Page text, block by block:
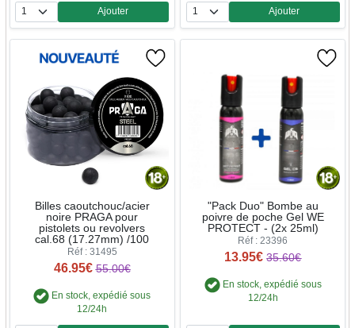
Quantité
Ajouter
Quantité
Ajouter
Billes caoutchouc/acier
noire PRAGA pour
pistolets ou revolvers
cal.68 (17.27mm) /100
Réf : 31495
46.95€ 55.00€
En stock, expédié sous
12/24h
"Pack Duo" Bombe au
poivre de poche Gel WE
PROTECT - (2x 25ml)
Réf : 23396
13.95€ 35.60€
En stock, expédié sous
12/24h